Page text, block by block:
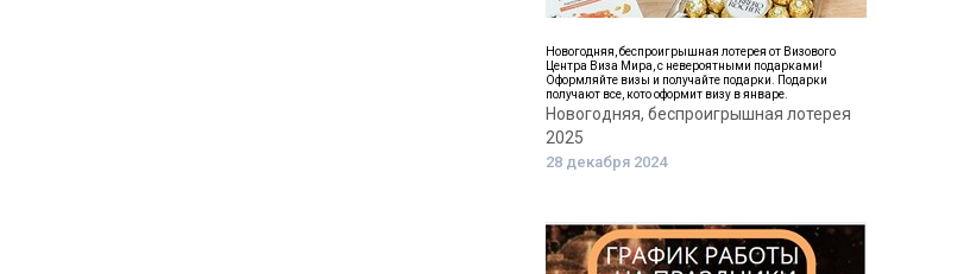
Новогодняя, беспроигрышная лотерея от Визового
Центра Виза Мира, с невероятными подарками!
Оформляйте визы и получайте подарки. Подарки
получают все, кото оформит визу в январе.
Новогодняя, беспроигрышная лотерея
2025
28 декабря 2024